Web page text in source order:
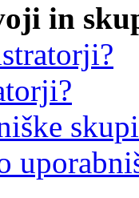
in